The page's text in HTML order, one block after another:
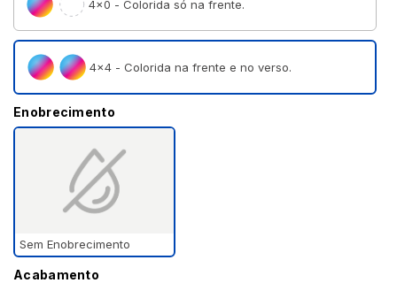
4×0 - Colorida só na frente.
4×4 - Colorida na frente e no verso.
Enobrecimento
Sem Enobrecimento
Acabamento